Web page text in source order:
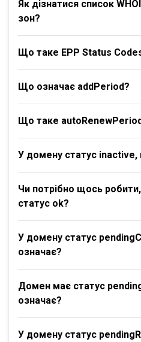
Як дізнатися список
зон?
Що таке EPP Status
Що означає addPeriod?
Що таке
У домену статус
Чи потрібно щось
статус ok?
У домену статус
означає?
Домен має статус
означає?
У домену статус